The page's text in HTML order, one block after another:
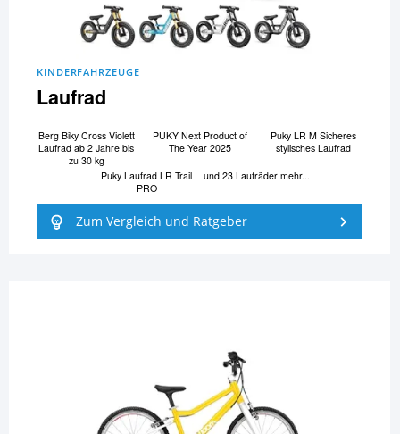
KINDERFAHRZEUGE
Laufrad
Berg Biky Cross Violett
Laufrad ab 2 Jahre bis
zu 30 kg
PUKY Next Product of
The Year 2025
Puky LR M Sicheres
stylisches Laufrad
Puky Laufrad LR Trail
PRO
und 23 Laufräder mehr...
Zum Vergleich und Ratgeber